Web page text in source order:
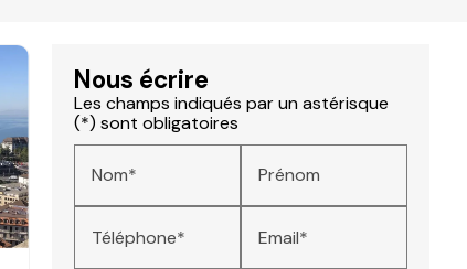
Nous écrire
Les champs indiqués par un astérisque
(*) sont obligatoires
Nom* Prénom
Téléphone* Email*